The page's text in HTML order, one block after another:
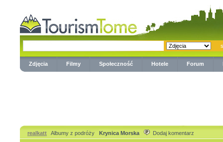
Zdjęcia Filmy Społeczność Hotele Forum
realkatt Albumy z podróży Krynica Morska Dodaj komentarz